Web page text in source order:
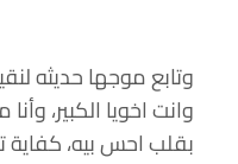
وتابع موجها حديثه
وانت اخويا الكبير،
بقلب احس بيه،